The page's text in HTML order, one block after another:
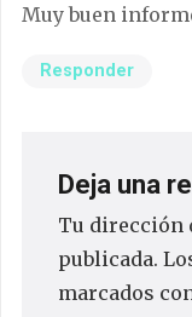
Muy buen
Responder
Deja una
Tu dirección
publicada.
marcados